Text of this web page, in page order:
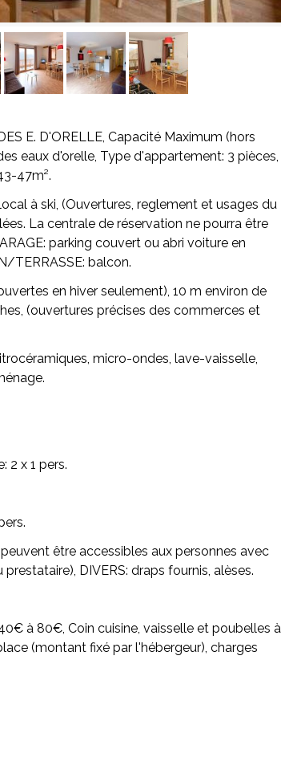
E. D'ORELLE, Capacité Maximum (hors
eaux d'orelle, Type d'appartement: 3 pièces,
47m².
à ski, (Ouvertures, reglement et usages du
La centrale de réservation ne pourra être
parking couvert ou abri voiture en
TERRASSE: balcon.
en hiver seulement), 10 m environ de
(ouvertures précises des commerces et
micro-ondes, lave-vaisselle,
2 x 1 pers.
être accessibles aux personnes avec
DIVERS: draps fournis, alèses.
à 80€, Coin cuisine, vaisselle et poubelles à
(montant fixé par l'hébergeur), charges